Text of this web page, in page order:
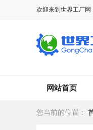
欢迎来到世界工厂网
网站首页
您当前的位置：